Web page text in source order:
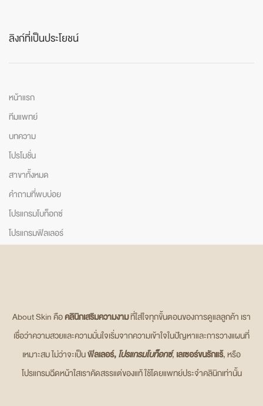
ลิงก์ที่เป็นประโยชน์
หน้าแรก
ทีมแพทย์
บทความ
โปรโมชั่น
สาขาทั้งหมด
คำถามที่พบบ่อย
โปรแกรมโบท็อกซ์
โปรแกรมฟิลเลอร์
About Skin คือ คลินิกเสริมความงามที่ใส่ใจทุกขั้นตอนของการดูแลลูกค้า เรา
เชื่อว่าความสวยและความมั่นใจเริ่มจากความเข้าใจในปัญหาและการวางแผนที่
เหมาะสม ไม่ว่าจะเป็น ฟิลเลอร์, โปรแกรมโบท็อกซ์, เลเซอร์ขนรักแร้, หรือ
โปรแกรมฉีดหน้าใสเราคัดสรรแต่ของแท้ ใช้โดยแพทย์ประจำคลินิกเท่านั้น